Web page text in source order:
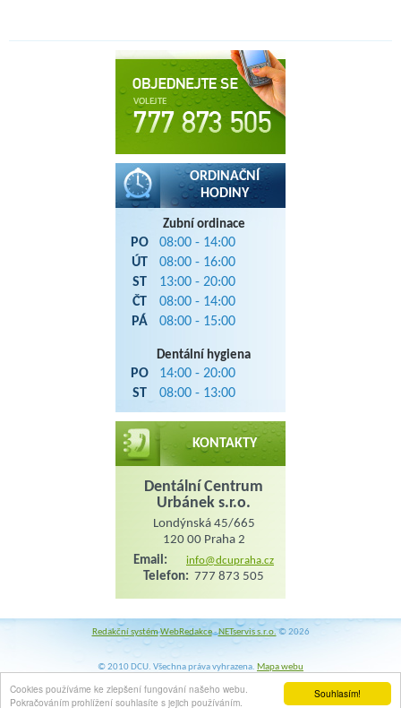
Souhlasím!
Cookies používáme ke zlepšení fungování našeho webu.
Pokračováním prohlížení souhlasíte s jejich používáním.
ORDINAČNÍ
HODINY
Zubní ordinace
PO
08:00 - 14:00
ÚT
08:00 - 16:00
ST
13:00 - 20:00
ČT
08:00 - 14:00
PÁ
08:00 - 15:00
Dentální hygiena
PO
14:00 - 20:00
ST
08:00 - 13:00
KONTAKTY
Dentální Centrum
Urbánek s.r.o.
Londýnská 45/665
120 00 Praha 2
Email:
info@dcupraha.cz
Telefon: 777 873 505
Redakční systémWebRedakce-NETservis s.r.o.© 2026
© 2010 DCU. Všechna práva vyhrazena. Mapa webu
Dentální centrum Urbánek s.r.o, Londýnská 45/665, Praha 2, Tel.: 777 873 505, Email:
info@dcupraha.cz